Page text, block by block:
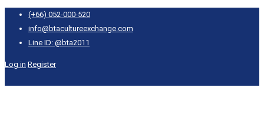
(+66) 052-000-520
info@btacultureexchange.com
Line ID: @bta2011
Log in Register